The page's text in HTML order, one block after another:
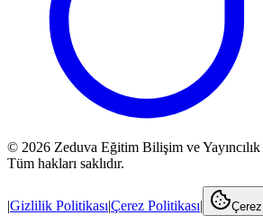
© 2026 Zeduva Eğitim Bilişim ve
Tüm hakları saklıdır.
|Gizlilik Politikası|Çerez Politikası|